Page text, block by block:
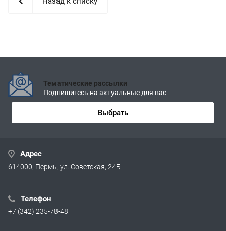
Тематические рассылки
Подпишитесь на актуальные для вас
Выбрать
Адрес
614000, Пермь, ул. Советская, 24Б
Телефон
+7 (342) 235-78-48